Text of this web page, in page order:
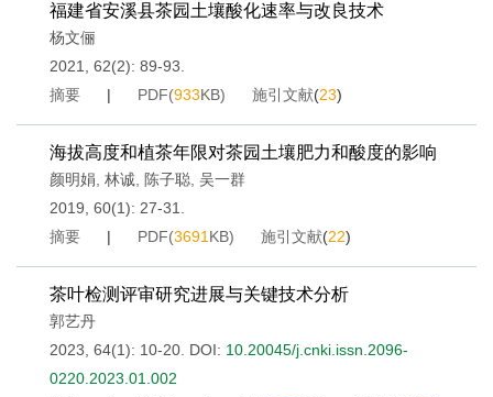
福建省安溪县茶园土壤酸化速率与改良技术
杨文俪
2021, 62(2): 89-93.
摘要
| PDF(933KB) 施引文献(23)
海拔高度和植茶年限对茶园土壤肥力和酸度的影响
颜明娟 林诚 陈子聪 吴一群
2019, 60(1): 27-31.
摘要
| PDF(3691 KB) 施引文献(22)
茶叶检测评审研究进展与关键技术分析
郭艺丹
2023, 64(1): 10-20. DOI: 10.20045/j.cnki.issn.2096-
0220.2023.01.002